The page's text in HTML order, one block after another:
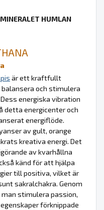
HUMLAN
är ett kraftfullt
och stimulera
energiska vibration
detta energicenter och
energiflöde.
av gult, orange
kreativa energi. Det
av kvarhållna
känd för att hjälpa
till positiva, vilket är
sakralchakra. Genom
stimulera passion,
förknippade